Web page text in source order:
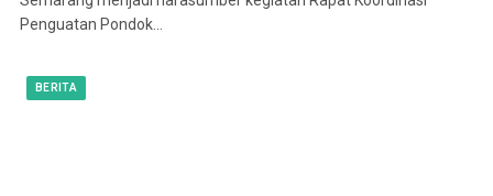
Penguatan Pondok…
BERITA